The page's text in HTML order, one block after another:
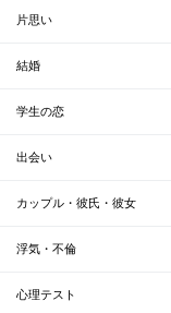
片思い
結婚
学生の恋
出会い
カップル・彼氏・彼女
浮気・不倫
心理テスト